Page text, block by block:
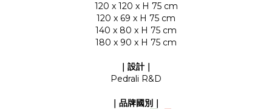
120 x 120 x H 75 cm
120 x 69 x H 75 cm
140 x 80 x H 75 cm
180 x 90 x H 75 cm
｜設計｜
Pedrali R&D
｜品牌國別 ｜